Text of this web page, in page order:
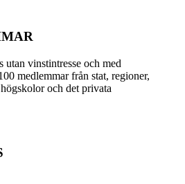
vinst­intresse och med
medlemmar från stat, regioner,
och det privata